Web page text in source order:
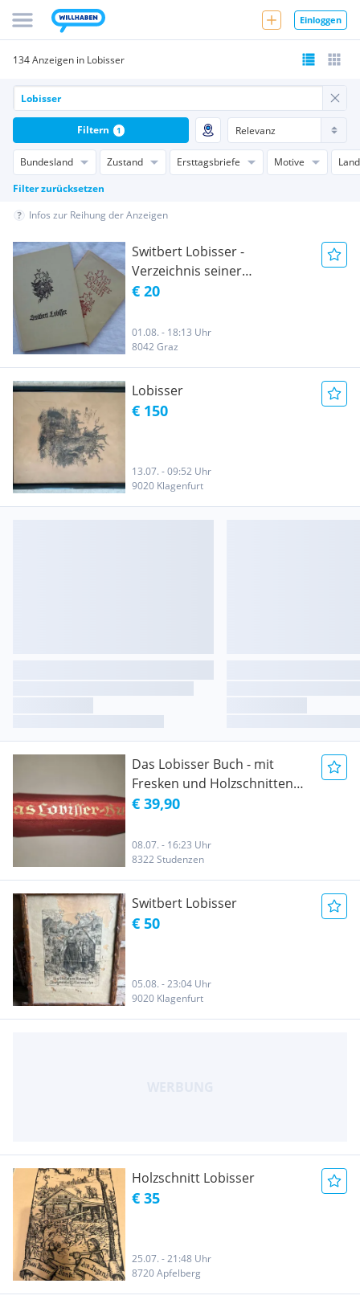
Einloggen
134 Anzeigen in Lobisser
Bundesland Zustand Ersttagsbriefe Motive
Land
Filter zurücksetzen
Filtern 1
Infos zur Reihung der Anzeigen
Switbert Lobisser -
Verzeichnis seiner
Holzschnitte / Das Lobisser
€ 20
01.08. - 18:13 Uhr
8042 Graz
Lobisser
€ 150
13.07. - 09:52 Uhr
9020 Klagenfurt
Das Lobisser Buch - mit
Fresken und Holzschnitten
(1940, Lobisser Suitbert
€ 39,90
08.07. - 16:23 Uhr
8322 Studenzen
Switbert Lobisser
€ 50
05.08. - 23:04 Uhr
9020 Klagenfurt
Holzschnitt Lobisser
€ 35
25.07. - 21:48 Uhr
8720 Apfelberg